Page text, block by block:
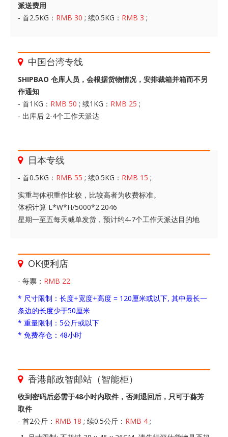
派送费用
- 首2.5KG： RMB 30 ; 续0.5KG： RMB 3 ;
中国台湾专线
SHIPBAO 仓库人员，会根据货物情况，安排裁箱并箱而不另
作通知
- 首1KG： RMB 50 ; 续1KG： RMB 25 ;
- 出库后 2-4个工作天派达
日本专线
- 首0.5KG： RMB 55 ; 续0.5KG： RMB 15 ;
实重与体积重作比较，比较高者为收费标准。
体积计算 L*W*H/5000*2.2046
星期一至五每天截单发货，预计约4-7个工作天派达目的地
OK便利店
- 每票： RMB 22
* 尺寸限制：长度+宽度+高度 = 120厘米或以下, 其中最长一
条边的长度少于50厘米
* 重量限制：5公斤或以下
* 免费存仓：48小时
香港邮政智邮站（智能柜）
收到密码后必需于48小时内取件，否则退回后，只可于葵芳
取件
- 首2公斤： RMB 18 ; 续0.5公斤： RMB 4 ;